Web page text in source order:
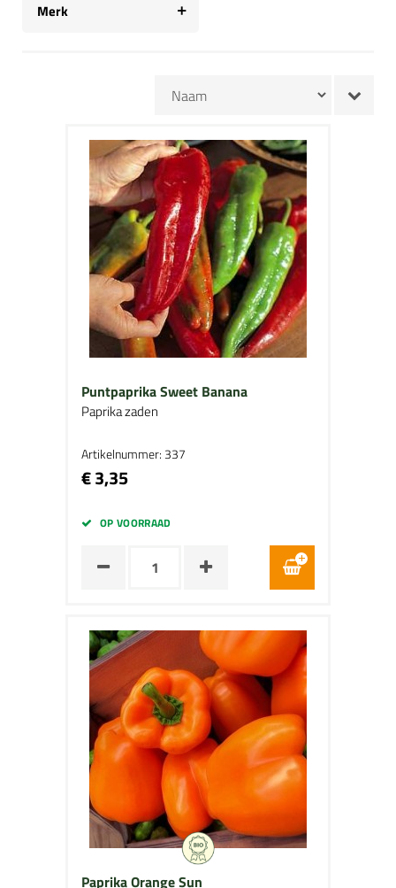
Merk
Puntpaprika Sweet Banana
Paprika zaden
Artikelnummer: 337
€ 3,35
OP VOORRAAD
Paprika Orange Sun